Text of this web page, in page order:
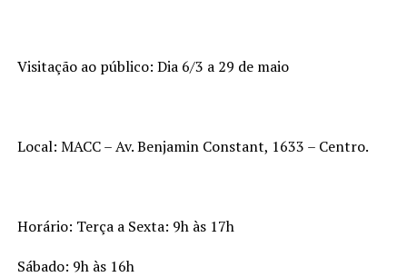
Visitação ao público: Dia 6/3 a 29 de maio
Local: MACC – Av. Benjamin Constant, 1633 – Centro.
Horário: Terça a Sexta: 9h às 17h
Sábado: 9h às 16h